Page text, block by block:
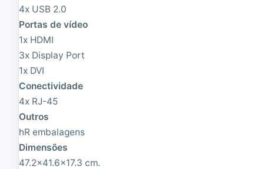
n
a
d
o
n
a
d
o
|
X
e
o
n
Q
u
a
d
C
4x USB 2.0
Portas de vídeo
1x HDMI
3x Display Port
1x DVI
Conectividade
4x RJ-45
Outros
hR embalagens
Dimensões
47.2x41.6x17.3 cm.